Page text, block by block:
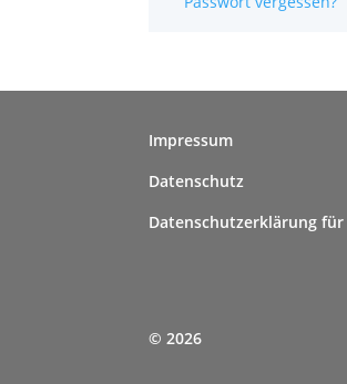
Impressum
Datenschutz
Datenschutzerklärung für
© 2026